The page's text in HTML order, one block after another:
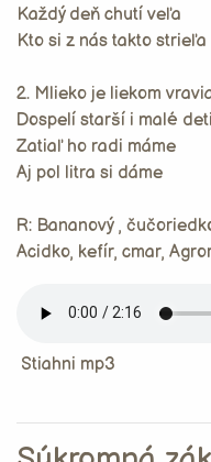
Každý deň chutí veľa
Kto si z nás takto strieľa
2. Mlieko je liekom
Dospelí starší i malé deti
Zatiaľ ho radi máme
Aj pol litra si dáme
R: Bananový ,
Acidko, kefír, cmar,
Stiahni mp3